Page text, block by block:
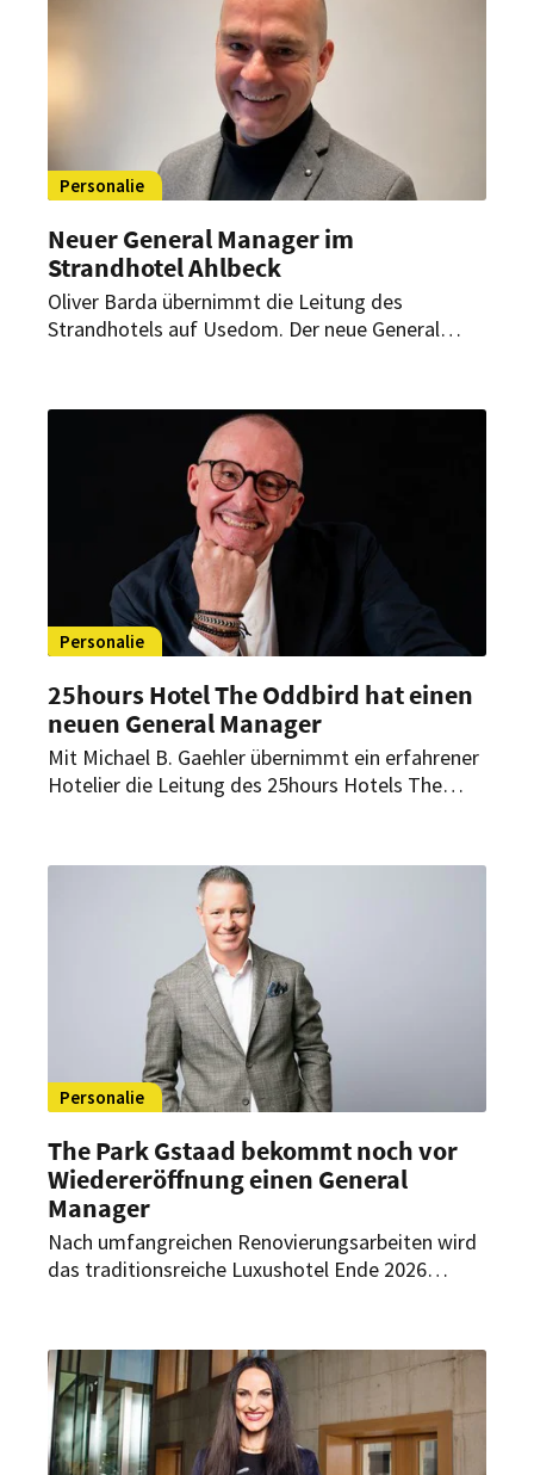
Personalie
Neuer General Manager im
Strandhotel Ahlbeck
Oliver Barda übernimmt die Leitung des
Strandhotels auf Usedom. Der neue General
Personalie
25hours Hotel The Oddbird hat einen
neuen General Manager
Mit Michael B. Gaehler übernimmt ein erfahrener
Hotelier die Leitung des 25hours Hotels The
Entwicklung des Hauses eingebunden.
Personalie
The Park Gstaad bekommt noch vor
Wiedereröffnung einen General
Manager
Nach umfangreichen Renovierungsarbeiten wird
das traditionsreiche Luxushotel Ende 2026